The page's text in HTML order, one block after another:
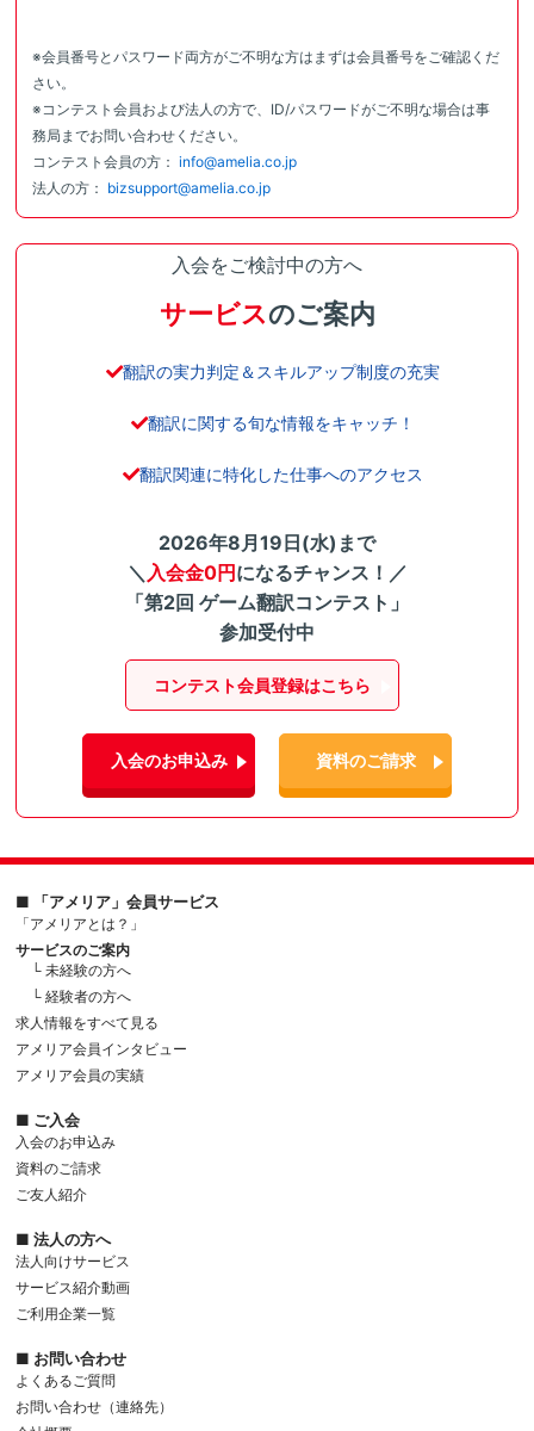
※会員番号とパスワード両方がご不明な方はまずは会員番号をご確認くだ
さい。
※コンテスト会員および法人の方で、ID/パスワードがご不明な場合は事
務局までお問い合わせください。
コンテスト会員の方： info@amelia.co.jp
法人の方： bizsupport@amelia.co.jp
入会をご検討中の方へ
サービスのご案内
翻訳の実力判定＆スキルアップ制度の充実
翻訳に関する旬な情報をキャッチ！
翻訳関連に特化した仕事へのアクセス
2026年8月19日(水)まで
＼ 入会金0円になるチャンス！／
「第2回 ゲーム翻訳コンテスト」
参加受付中
コンテスト会員登録はこちら
入会のお申込み 資料のご請求
■ 「アメリア」会員サービス
「アメリアとは？」
サービスのご案内
└ 未経験の方へ
└ 経験者の方へ
求人情報をすべて見る
アメリア会員インタビュー
アメリア会員の実績
■ ご入会
入会のお申込み
資料のご請求
ご友人紹介
■ 法人の方へ
法人向けサービス
サービス紹介動画
ご利用企業一覧
■ お問い合わせ
よくあるご質問
お問い合わせ（連絡先）